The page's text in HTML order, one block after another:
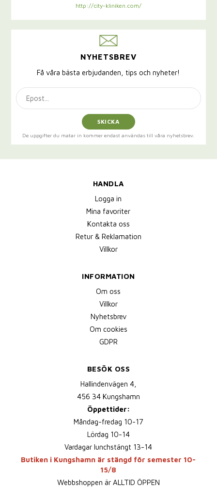
http://city-kliniken.com/
NYHETSBREV
Få våra bästa erbjudanden, tips och nyheter!
SKICKA
De uppgifter du matar in kommer endast användas till våra nyhetsbrev.
HANDLA
Logga in
Mina favoriter
Kontakta oss
Retur & Reklamation
Villkor
INFORMATION
Om oss
Villkor
Nyhetsbrev
Om cookies
GDPR
BESÖK OSS
Hallindenvägen 4,
456 34 Kungshamn
Öppettider:
Måndag-fredag 10-17
Lördag 10-14
Vardagar lunchstängt 13-14
Butiken i Kungshamn är stängd för semester 10-
15/8
Webbshoppen är ALLTID ÖPPEN